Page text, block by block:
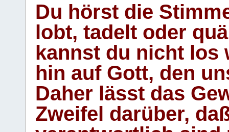
Du hörst die
lobt, tadelt oder
kannst du nicht los
hin auf Gott, den
Daher lässt das
Zweifel darüber,